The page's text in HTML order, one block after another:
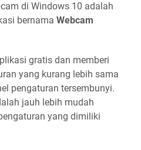
di Windows 10 adalah
bernama Webcam
gratis dan memberi
yang kurang lebih sama
pengaturan tersembunyi.
jauh lebih mudah
yang dimiliki